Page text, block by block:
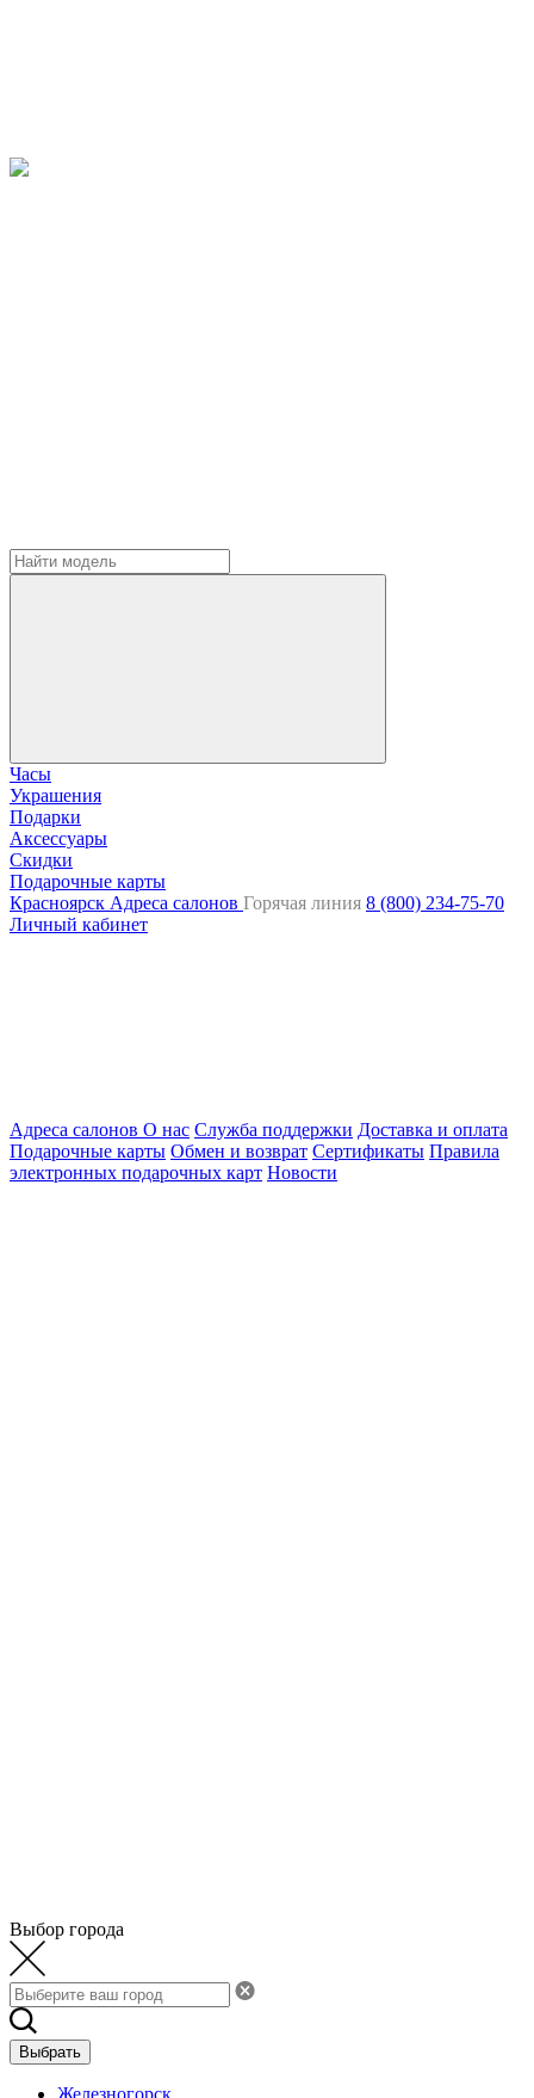
Часы
Украшения
Подарки
Аксессуары
Скидки
Подарочные карты
Красноярск Адреса салонов Горячая линия 8 (800) 234-75-70
Личный кабинет
Адреса салонов О нас Служба поддержки Доставка и оплата
Подарочные карты Обмен и возврат Сертификаты Правила
электронных подарочных карт Новости
Выбор города
Выбрать
Железногорск